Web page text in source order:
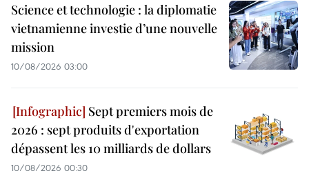
Science et technologie : la diplomatie
vietnamienne investie d’une nouvelle
mission
10/08/2026 03:00
Sept premiers mois de
2026 : sept produits d'exportation
dépassent les 10 milliards de dollars
10/08/2026 00:30